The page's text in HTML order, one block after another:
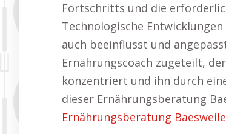
Fortschritts und die
Technologische
auch beeinflusst und
Ernährungscoach zugeteilt,
konzentriert und ihn durch
dieser Ernährungsberatung
Ernährungsberatung